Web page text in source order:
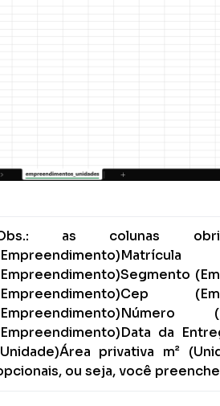
as colunas
da
privativa m²
ou seja, você